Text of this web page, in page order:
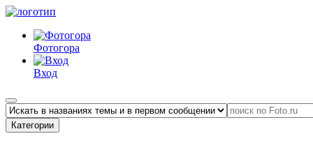
Фотогора
Вход
Категории